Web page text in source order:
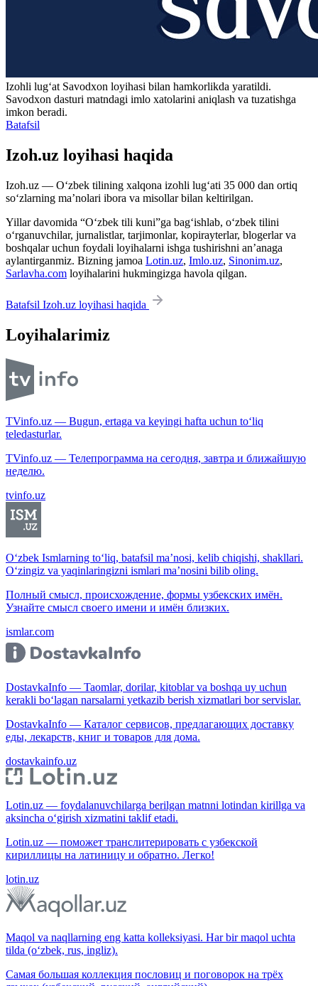
Izohli lugʻat Savodxon loyihasi bilan hamkorlikda yaratildi.
Savodxon dasturi matndagi imlo xatolarini aniqlash va tuzatishga
imkon beradi.
Batafsil
Izoh.uz loyihasi haqida
Izoh.uz — O‘zbek tilining xalqona izohli lug‘ati 35 000 dan ortiq
so‘zlarning ma’nolari ibora va misollar bilan keltirilgan.
Yillar davomida “O‘zbek tili kuni”ga bag‘ishlab, o‘zbek tilini
o‘rganuvchilar, jurnalistlar, tarjimonlar, kopirayterlar, blogerlar va
boshqalar uchun foydali loyihalarni ishga tushirishni an’anaga
aylantirganmiz. Bizning jamoa Lotin.uz, Imlo.uz, Sinonim.uz,
Sarlavha.com loyihalarini hukmingizga havola qilgan.
Batafsil Izoh.uz loyihasi haqida
Loyihalarimiz
TVinfo.uz — Bugun, ertaga va keyingi hafta uchun to‘liq
teledasturlar.
TVinfo.uz — Телепрограмма на сегодня, завтра и ближайшую
неделю.
tvinfo.uz
O‘zbek Ismlarning to‘liq, batafsil ma’nosi, kelib chiqishi, shakllari.
O‘zingiz va yaqinlaringizni ismlari ma’nosini bilib oling.
Полный смысл, происхождение, формы узбекских имён.
Узнайте смысл своего имени и имён близких.
ismlar.com
DostavkaInfo — Taomlar, dorilar, kitoblar va boshqa uy uchun
kerakli bo‘lagan narsalarni yetkazib berish xizmatlari bor servislar.
DostavkaInfo — Каталог сервисов, предлагающих доставку
еды, лекарств, книг и товаров для дома.
dostavkainfo.uz
Lotin.uz — foydalanuvchilarga berilgan matnni lotindan kirillga va
aksincha o‘girish xizmatini taklif etadi.
Lotin.uz — поможет транслитерировать с узбекской
кириллицы на латиницу и обратно. Легко!
lotin.uz
Maqol va naqllarning eng katta kolleksiyasi. Har bir maqol uchta
tilda (o‘zbek, rus, ingliz).
Самая большая коллекция пословиц и поговорок на трёх